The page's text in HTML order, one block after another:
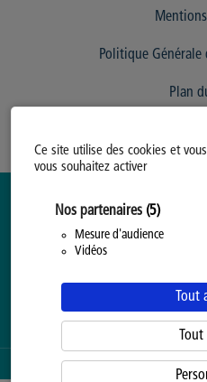
Ce site utilise des cookies et
vous souhaitez activer
Nos partenaires (5)
Mesure d'audience
Vidéos
Tout
Politique
Plan